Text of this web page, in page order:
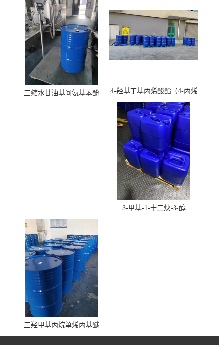
三缩水甘油基间氨基苯酚
4-羟基丁基丙烯酸酯（4-丙烯
酸羟丁酯）
3-甲基-1-十二炔-3-醇
三羟甲基丙烷单烯丙基醚